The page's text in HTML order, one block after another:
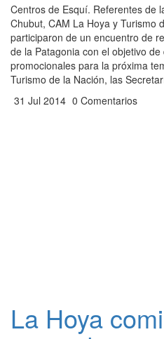
Centros de Esquí. Referentes de
Chubut, CAM La Hoya y Turismo
participaron de un encuentro de
de la Patagonia con el objetivo
promocionales para la próxima
Turismo de la Nación, las
31 Jul 2014 0 Comentarios
La Hoya